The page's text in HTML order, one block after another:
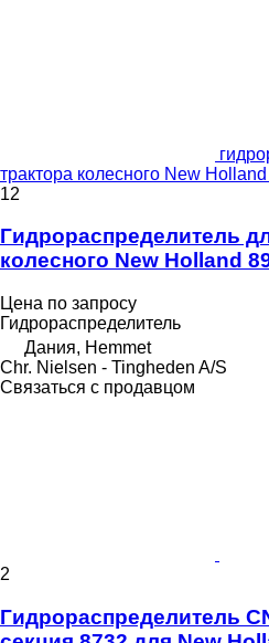
трактора колесного New
12
Гидрораспределитель
колесного New Holland
Цена по запросу
Гидрораспределитель
Дания, Hemmet
Chr. Nielsen - Tingheden A/S
Связаться с продавцом
2
Гидрораспределитель